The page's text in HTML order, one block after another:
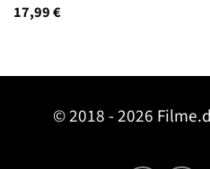
17,99€
© 2018 - 2026